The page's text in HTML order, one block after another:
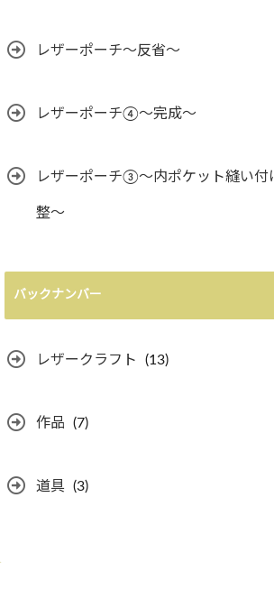
レザーポーチ～反省～
レザーポーチ④～完成～
レザーポーチ③〜内ポケット縫い付
整〜
バックナンバー
レザークラフト (13)
作品 (7)
道具 (3)